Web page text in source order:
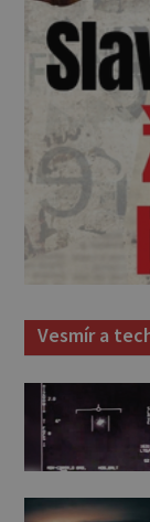
Vesmír a